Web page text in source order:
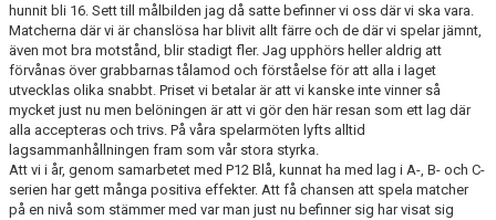
hunnit bli 16. Sett till målbilden jag då satte befinner vi oss där vi ska vara.
Matcherna där vi är chanslösa har blivit allt färre och de där vi spelar jämnt,
även mot bra motstånd, blir stadigt fler. Jag upphörs heller aldrig att
förvånas över grabbarnas tålamod och förståelse för att alla i laget
utvecklas olika snabbt. Priset vi betalar är att vi kanske inte vinner så
mycket just nu men belöningen är att vi gör den här resan som ett lag där
alla accepteras och trivs. På våra spelarmöten lyfts alltid
lagsammanhållningen fram som vår stora styrka.
Att vi i år, genom samarbetet med P12 Blå, kunnat ha med lag i A-, B- och C-
serien har gett många positiva effekter. Att få chansen att spela matcher
på en nivå som stämmer med var man just nu befinner sig har visat sig